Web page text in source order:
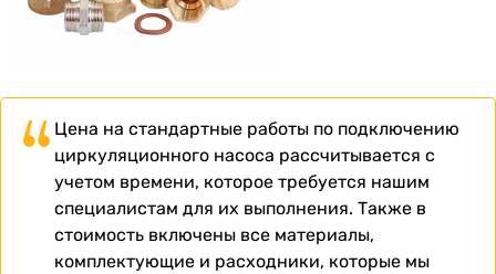
Цена на стандартные работы по подключению
циркуляционного насоса рассчитывается с
учетом времени, которое требуется нашим
специалистам для их выполнения. Также в
стоимость включены все материалы,
комплектующие и расходники, которые мы